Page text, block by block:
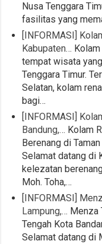
Nusa Tenggara
fasilitas yang
[INFORMASI]
Kabupaten…
tempat wisata
Tenggara Timur.
Selatan, kolam
bagi…
[INFORMASI]
Bandung,… Kolam
Berenang di
Selamat datang di
kelezatan
Moh. Toha,…
[INFORMASI]
Lampung,… Menza
Tengah Kota
Selamat datang di